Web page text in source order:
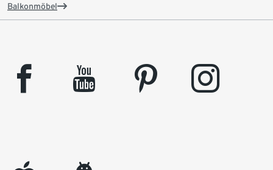
Balkonmöbel
facebook youtube pinterest instagram